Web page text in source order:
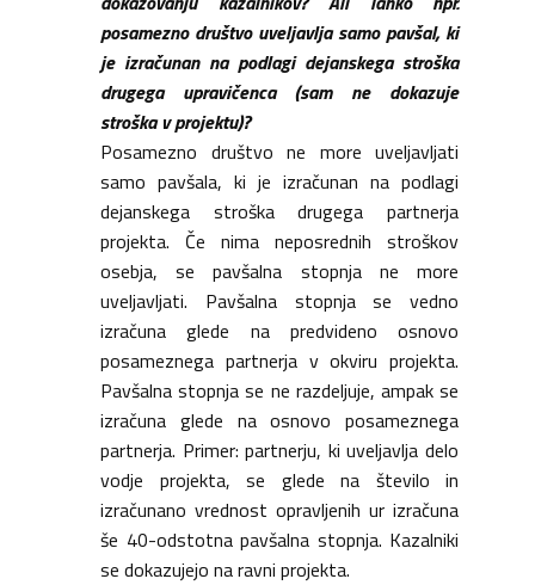
posamezno društvo uveljavlja samo pavšal, ki
je izračunan na podlagi dejanskega stroška
drugega upravičenca (sam ne dokazuje
stroška v projektu)?
Posamezno društvo ne more uveljavljati
samo pavšala, ki je izračunan na podlagi
dejanskega stroška drugega partnerja
projekta. Če nima neposrednih stroškov
osebja, se pavšalna stopnja ne more
uveljavljati. Pavšalna stopnja se vedno
izračuna glede na predvideno osnovo
posameznega partnerja v okviru projekta.
Pavšalna stopnja se ne razdeljuje, ampak se
izračuna glede na osnovo posameznega
partnerja. Primer: partnerju, ki uveljavlja delo
vodje projekta, se glede na število in
izračunano vrednost opravljenih ur izračuna
še 40-odstotna pavšalna stopnja. Kazalniki
se dokazujejo na ravni projekta.